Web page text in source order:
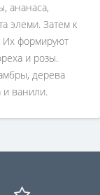
ананаса,
элеми. Затем к
Их формируют
и розы.
дерева
и ванили.